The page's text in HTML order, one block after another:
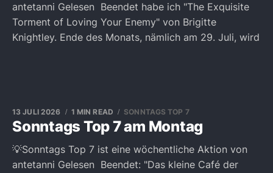
antetanni Gelesen Beendet habe ich "The Exquisite
Torment of Loving Your Enemy" von Brigitte
Knightley. Ende des Monats, nämlich am 29. Juli, wird
Sonntags Top 7 am Montag
13 JULI 2026 1 MIN READ SONNTAGS TOP 7
💡Sonntags Top 7 ist eine wöchentliche Aktion von
antetanni Gelesen Beendet: "Das kleine Café der